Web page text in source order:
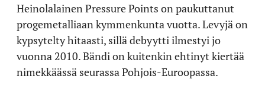
Heinolalainen Pressure Points on paukuttanut
progemetalliaan kymmenkunta vuotta. Levyjä on
kypsytelty hitaasti, sillä debyytti ilmestyi jo
vuonna 2010. Bändi on kuitenkin ehtinyt kiertää
nimekkäässä seurassa Pohjois-Euroopassa.